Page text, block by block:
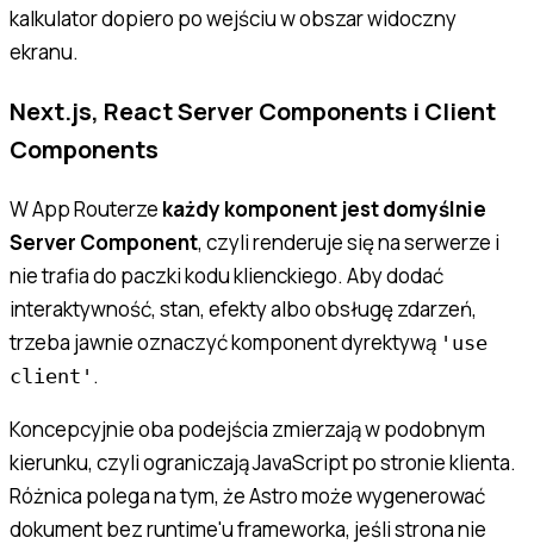
kalkulator dopiero po wejściu w obszar widoczny
ekranu.
Next.js, React Server Components i Client
Components
W App Routerze każdy komponent jest domyślnie
Server Component, czyli renderuje się na serwerze i
nie trafia do paczki kodu klienckiego. Aby dodać
interaktywność, stan, efekty albo obsługę zdarzeń,
trzeba jawnie oznaczyć komponent dyrektywą 'use
client' .
Koncepcyjnie oba podejścia zmierzają w podobnym
kierunku, czyli ograniczają JavaScript po stronie klienta.
Różnica polega na tym, że Astro może wygenerować
dokument bez runtime'u frameworka, jeśli strona nie